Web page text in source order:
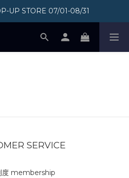
即享300元購物金
UP STORE 07/01-08/31
即享300元購物金
SERVICE
度 membership